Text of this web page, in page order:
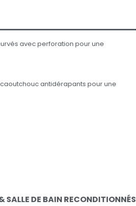
avec perforation pour une
antidérapants pour une
SALLE DE BAIN RECONDITIONNÉS